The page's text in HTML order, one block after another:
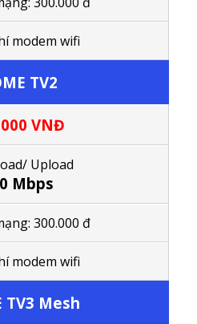
modem wifi
TV2
VNĐ
Upload
Mbps
300.000 đ
modem wifi
TV3 Mesh